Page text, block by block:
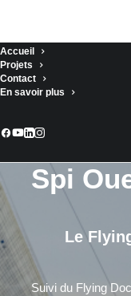
Accueil
Projets
Contact
En savoir plus
Spi
Le
Suivi du Flying